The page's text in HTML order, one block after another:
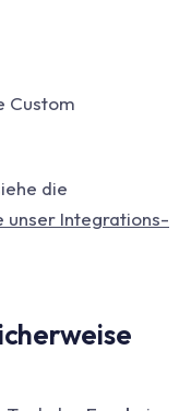
Custom
die
unser Integrations-